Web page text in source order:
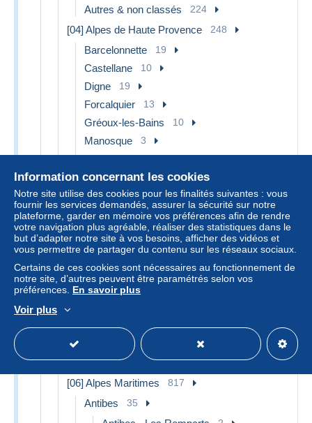
Autres & non classés 224
[04] Alpes de Haute Provence 248
Barcelonnette 19
Castellane 10
Digne 19
Forcalquier 13
Gréoux-les-Bains 10
Manosque 3
Sisteron 12
Autres & non classés 162
[05] Hautes Alpes 344
Briancon 22
Embrun 13
Gap 15
Guillestre 3
L'Argentiere la Besse
Saint Etienne en Devoluy 2
Serre Chevalier
Autres & non classés 266
[06] Alpes Maritimes 817
Antibes 35
Information concernant les cookies
Notre site utilise des cookies pour les finalités suivantes : vous
fournir les services demandés, assurer la sécurité sur notre
plateforme, garder en mémoire vos préférences afin de rendre
votre navigation plus agréable, réaliser des statistiques dans le
but d’adapter notre site à vos besoins, afficher des vidéos et
vous permettre de partager du contenu sur les réseaux sociaux.
Certains de ces cookies sont nécessaires au fonctionnement de
notre site, d’autres peuvent être paramétrés selon vos
préférences. En savoir plus
Voir plus